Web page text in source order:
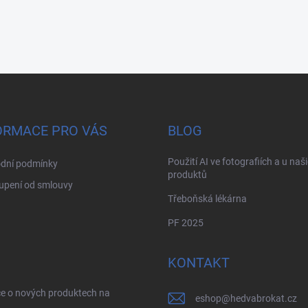
PRO VÁS
podmínky
od smlouvy
BLOG
Použití AI ve fotografiích a u
produktů
Třeboňská lékárna
PF 2025
o nových produktech na
KONTAKT
eshop@hedvabrokat.cz